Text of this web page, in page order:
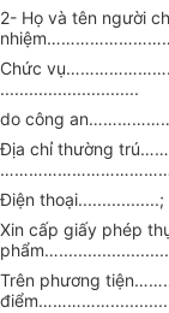
2- Họ và tên người
Chức
.............................
do công
Địa chỉ thường
Điện thoại.................;
Xin cấp giấy phép
Trên phương